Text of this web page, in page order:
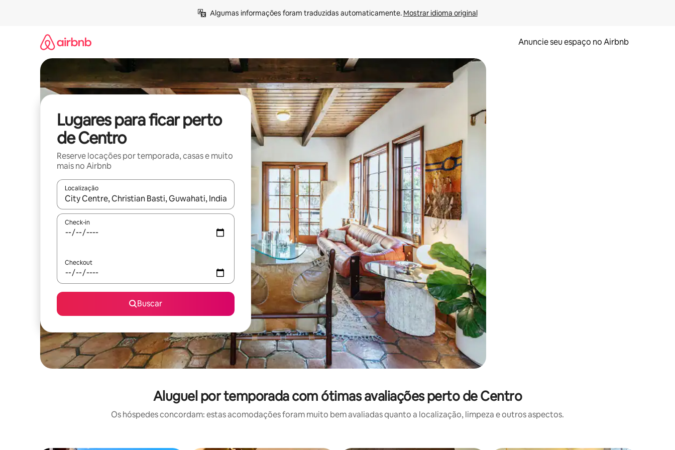
Algumas informações foram traduzidas automaticamente. Mostrar idioma original
Anuncie seu espaço no Airbnb
Lugares para ficar perto
de Centro
Reserve locações por temporada, casas e muito
mais no Airbnb
Localização
Quando os resultados estiverem disponíveis, explore-os usando as seta para cima e para baixo do teclado ou tocando e deslizando o dedo na tela.
Check-in
Checkout
Buscar
Aluguel por temporada com ótimas avaliações perto de Centro
Os hóspedes concordam: estas acomodações foram muito bem avaliadas quanto a localização, limpeza e outros aspectos.